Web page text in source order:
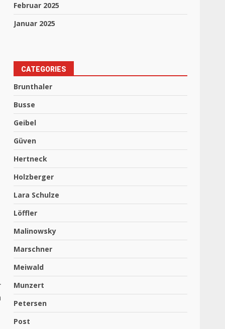
Februar 2025
Januar 2025
CATEGORIES
Brunthaler
Busse
Geibel
Güven
Hertneck
Holzberger
Lara Schulze
Löffler
Malinowsky
Marschner
Meiwald
Munzert
Petersen
Post